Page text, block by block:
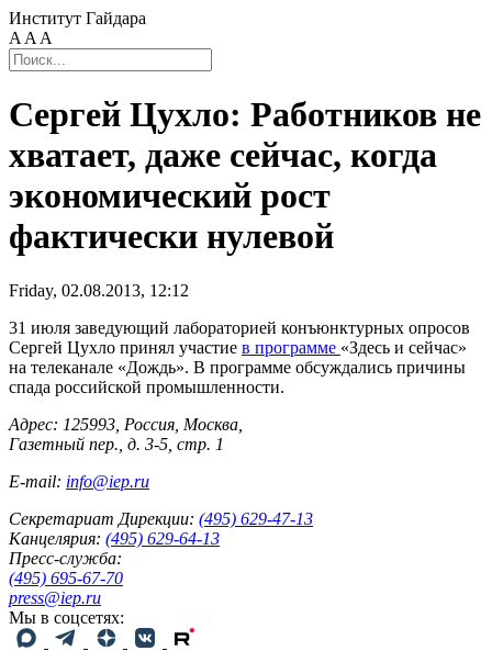
Институт Гайдара
A A A
Сергей Цухло: Работников не
хватает, даже сейчас, когда
экономический рост
фактически нулевой
Friday, 02.08.2013, 12:12
31 июля заведующий лабораторией конъюнктурных опросов
Сергей Цухло принял участие в программе «Здесь и сейчас»
на телеканале «Дождь». В программе обсуждались причины
спада российской промышленности.
Адрес: 125993, Россия, Москва,
Газетный пер., д. 3-5, стр. 1
E-mail: info@iep.ru
Секретариат Дирекции: (495) 629-47-13
Канцелярия: (495) 629-64-13
Пресс-служба:
(495) 695-67-70
press@iep.ru
Мы в соцсетях: